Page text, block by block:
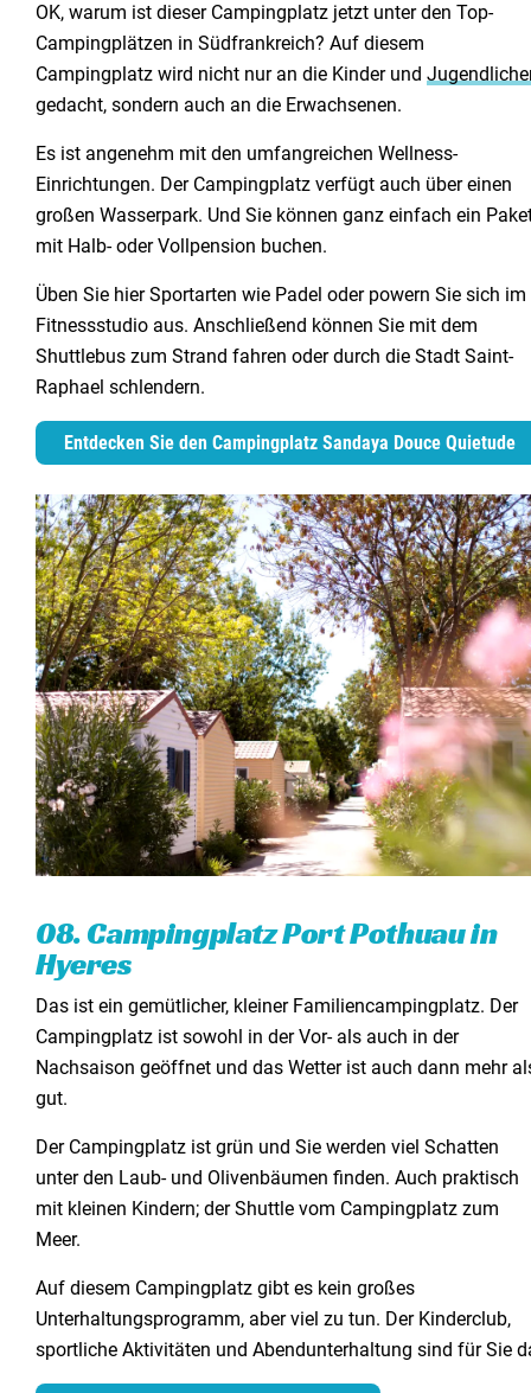
OK, warum ist dieser Campingplatz jetzt unter den Top-
Campingplätzen in Südfrankreich? Auf diesem
Campingplatz wird nicht nur an die Kinder und
gedacht, sondern auch an die Erwachsenen.
Es ist angenehm mit den umfangreichen Wellness-
Einrichtungen. Der Campingplatz verfügt auch über einen
großen Wasserpark. Und Sie können ganz einfach ein
mit Halb- oder Vollpension buchen.
Üben Sie hier Sportarten wie Padel oder powern Sie sich im
Fitnessstudio aus. Anschließend können Sie mit dem
Shuttlebus zum Strand fahren oder durch die Stadt Saint-
Raphael schlendern.
Entdecken Sie den Campingplatz Sandaya Douce Quietude
08. Campingplatz Port Pothuau in
Hyeres
Das ist ein gemütlicher, kleiner Familiencampingplatz. Der
Campingplatz ist sowohl in der Vor- als auch in der
Nachsaison geöffnet und das Wetter ist auch dann mehr
gut.
Der Campingplatz ist grün und Sie werden viel Schatten
unter den Laub- und Olivenbäumen finden. Auch praktisch
mit kleinen Kindern; der Shuttle vom Campingplatz zum
Meer.
Auf diesem Campingplatz gibt es kein großes
Unterhaltungsprogramm, aber viel zu tun. Der Kinderclub,
sportliche Aktivitäten und Abendunterhaltung sind für Sie